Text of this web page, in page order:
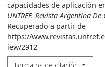
capacidades de aplicación
UNTREF. Revista Argentina
Recuperado a partir de
https://
iew/2912
Formatos de citación